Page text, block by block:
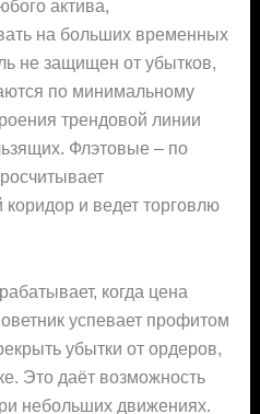
актива,
на больших временных
не защищен от убытков,
по минимальному
трендовой линии
Флэтовые – по
и ведет торговлю
когда цена
успевает профитом
убытки от ордеров,
Это даёт возможность
небольших движениях.